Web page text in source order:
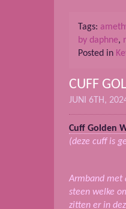
Tags:
by daphne,
Posted in
CUFF
JUNI 6TH,
Cuff Golden
(deze cuff is
Armband met
steen welke
zitten er in